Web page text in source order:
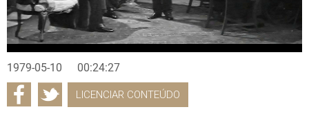
1979-05-10 00:24:27
LICENCIAR CONTEÚDO